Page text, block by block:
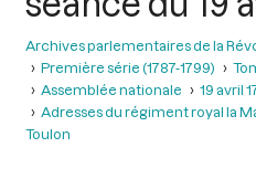
Archives parlementaires de la
Première série (1787-1799)
Assemblée nationale
19 avril
Adresses du régiment royal la
Toulon